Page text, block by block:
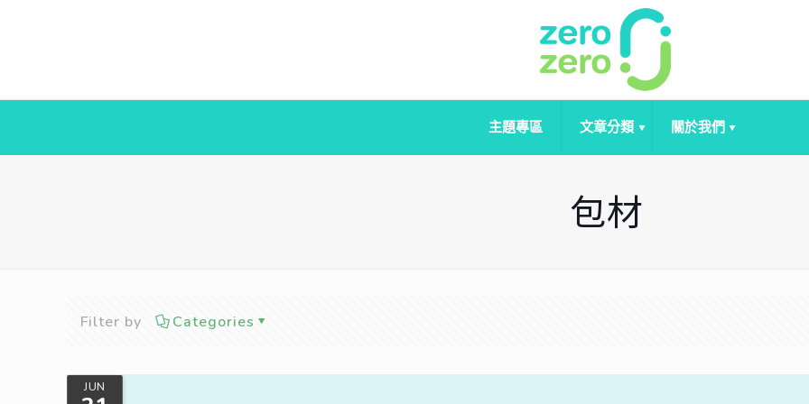
主題專區 文章分類 關於我們
包材
Filter by Categories
JUN